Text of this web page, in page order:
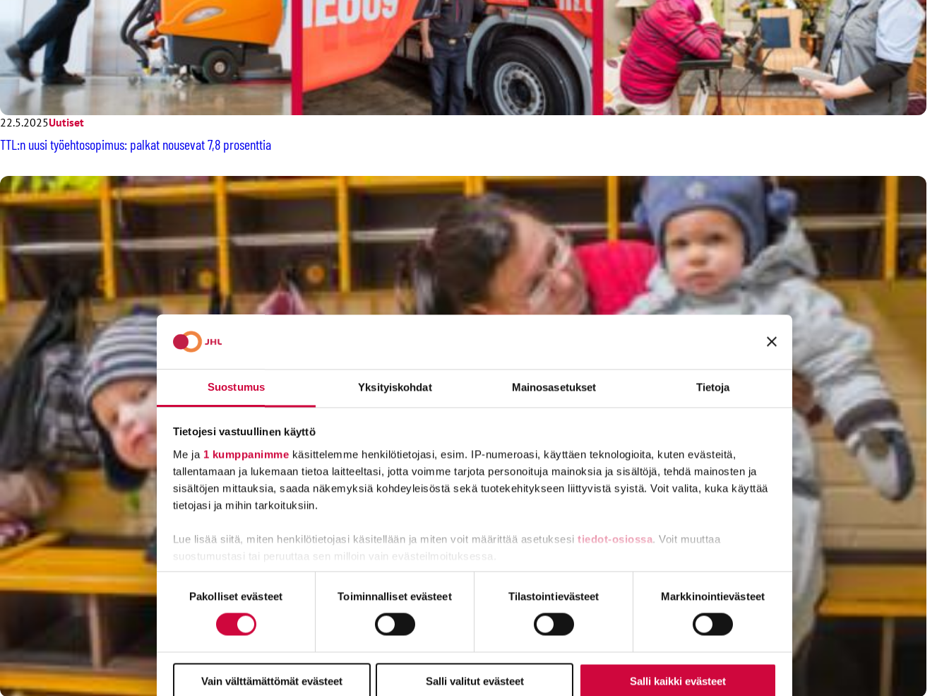
Suostumus Yksityiskohdat Mainosasetukset Tietoja
Tietojesi vastuullinen käyttö
Me ja 1 kumppanimme käsittelemme henkilötietojasi, esim. IP-numeroasi, käyttäen teknologioita, kuten evästeitä,
tallentamaan ja lukemaan tietoa laitteeltasi, jotta voimme tarjota personoituja mainoksia ja sisältöjä, tehdä mainosten ja
sisältöjen mittauksia, saada näkemyksiä kohdeyleisöstä sekä tuotekehitykseen liittyvistä syistä. Voit valita, kuka käyttää
tietojasi ja mihin tarkoituksiin.
Lue lisää siitä, miten henkilötietojasi käsitellään ja miten voit määrittää asetuksesi tiedot-osiossa. Voit muuttaa
suostumustasi tai peruuttaa sen milloin vain evästeilmoituksessa.
Evästeistä osa on välttämättömiä, osa sivuston toimintaa parantavia, ja osaa käytetään tilastointi- tai
Suostumuksen
valinta
Pakolliset evästeet Toiminnalliset evästeet Tilastointievästeet Markkinointievästeet
Vain välttämättömät evästeet Salli valitut evästeet Salli kaikki evästeet
22.5.2025Uutiset
TTL:n uusi työehtosopimus: palkat nousevat 7,8 prosenttia